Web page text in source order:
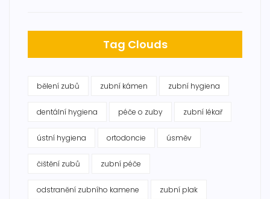
Tag Clouds
bělení zubů zubní kámen zubní hygiena
dentální hygiena péče o zuby zubní lékař
ústní hygiena ortodoncie úsměv
čištění zubů zubní péče
odstranění zubního kamene zubní plak